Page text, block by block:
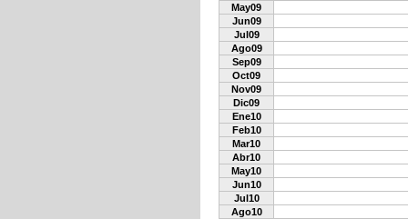
May09
Jun09
Jul09
Ago09
Sep09
Oct09
Nov09
Dic09
Ene10
Feb10
Mar10
Abr10
May10
Jun10
Jul10
Ago10